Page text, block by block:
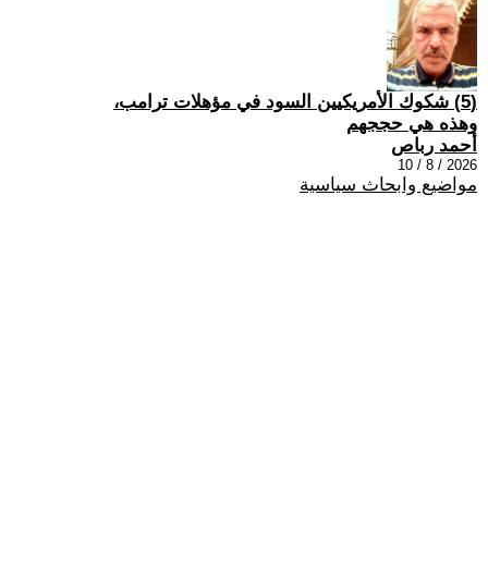
(5) شكوك الأمريكيين السود في مؤهلات ترامب،
وهذه هي حججهم
أحمد رباص
2026 / 8 / 10
مواضيع وابحاث سياسية